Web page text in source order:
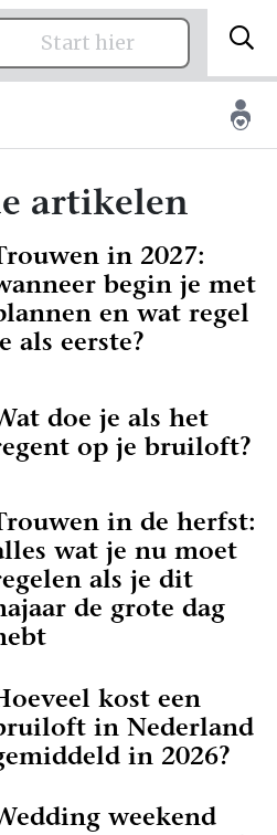
Start hier
artikelen
in 2027:
begin je met
en wat regel
als eerste?
doe je als het
op je bruiloft?
in de herfst:
wat je nu moet
als je dit
de grote dag
kost een
in Nederland
in 2026?
weekend